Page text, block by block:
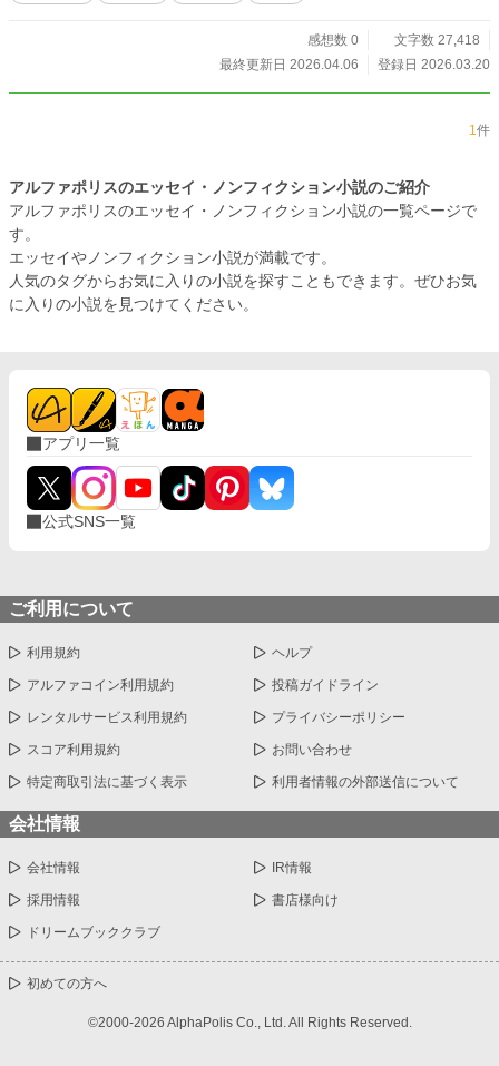
感想数 0
文字数 27,418
最終更新日 2026.04.06
登録日 2026.03.20
1件
アルファポリスのエッセイ・ノンフィクション小説のご紹介
アルファポリスのエッセイ・ノンフィクション小説の一覧ページで
す。
エッセイやノンフィクション小説が満載です。
人気のタグからお気に入りの小説を探すこともできます。ぜひお気
に入りの小説を見つけてください。
アプリ一覧
公式SNS一覧
ご利用について
利用規約 ヘルプ
アルファコイン利用規約 投稿ガイドライン
レンタルサービス利用規約 プライバシーポリシー
スコア利用規約 お問い合わせ
特定商取引法に基づく表示 利用者情報の外部送信について
会社情報
会社情報 IR情報
採用情報 書店様向け
ドリームブッククラブ
初めての方へ
©2000-2026 AlphaPolis Co., Ltd. All Rights Reserved.